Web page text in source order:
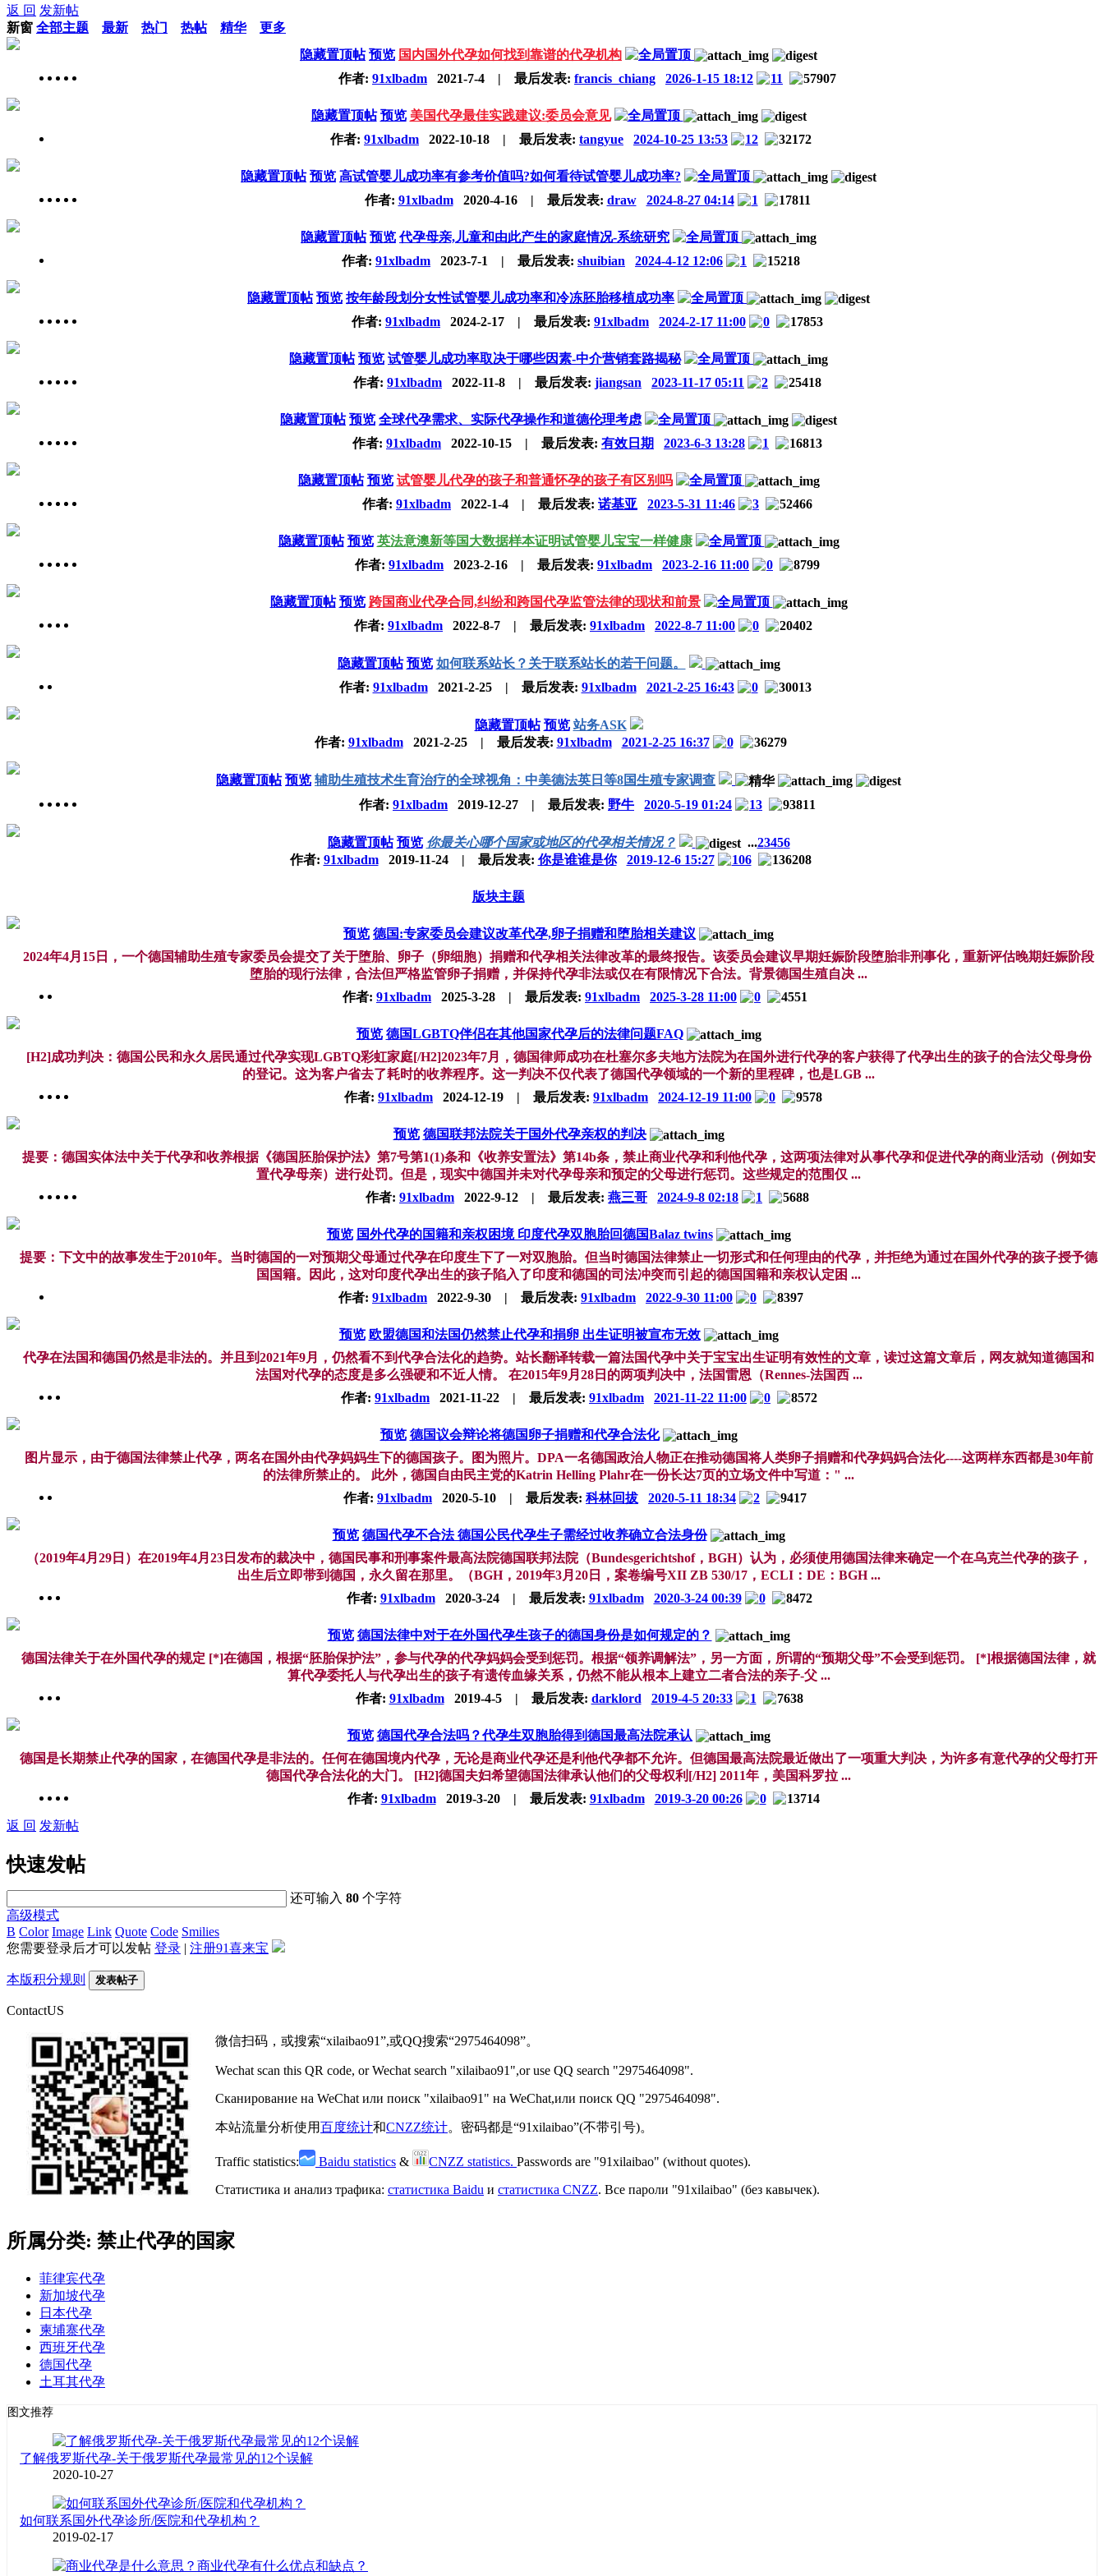
返 回 发新帖
新窗 全部主题 最新 热门 热帖 精华
更多
隐藏置顶帖 预览 国内国外代孕如何找到靠谱的代孕机构
作者: 91xlbadm 2021-7-4 | 最后发表: francis_chiang 2026-1-15 18:12 11 57907
隐藏置顶帖 预览 美国代孕最佳实践建议:委员会意见
作者: 91xlbadm 2022-10-18 | 最后发表: tangyue 2024-10-25 13:53 12 32172
隐藏置顶帖 预览 高试管婴儿成功率有参考价值吗?如何看待试管婴儿成功率?
作者: 91xlbadm2020-4-16 | 最后发表: draw 2024-8-27 04:14 1 17811
隐藏置顶帖 预览 代孕母亲,儿童和由此产生的家庭情况-系统研究
作者: 91xlbadm 2023-7-1 | 最后发表: shuibian 2024-4-12 12:06 1 15218
隐藏置顶帖 预览 按年龄段划分女性试管婴儿成功率和冷冻胚胎移植成功率
作者: 91xlbadm 2024-2-17 | 最后发表: 91xlbadm 2024-2-17 11:00 0 17853
隐藏置顶帖 预览 试管婴儿成功率取决于哪些因素-中介营销套路揭秘
作者: 91xlbadm 2022-11-8 | 最后发表: jiangsan 2023-11-17 05:11 2 25418
隐藏置顶帖 预览 全球代孕需求、实际代孕操作和道德伦理考虑
作者: 91xlbadm 2022-10-15 | 最后发表: 有效日期 2023-6-3 13:28 1 16813
隐藏置顶帖 预览 试管婴儿代孕的孩子和普通怀孕的孩子有区别吗
作者: 91xlbadm 2022-1-4 | 最后发表: 诺基亚 2023-5-31 11:46 3 52466
隐藏置顶帖 预览 英法意澳新等国大数据样本证明试管婴儿宝宝一样健康
作者: 91xlbadm 2023-2-16 | 最后发表: 91xlbadm 2023-2-16 11:00 0 8799
隐藏置顶帖 预览 跨国商业代孕合同,纠纷和跨国代孕监管法律的现状和前景
作者: 91xlbadm 2022-8-7 | 最后发表: 91xlbadm 2022-8-7 11:00 0 20402
隐藏置顶帖 预览 如何联系站长？关于联系站长的若干问题。
作者: 91xlbadm2021-2-25 | 最后发表: 91xlbadm 2021-2-25 16:43 0 30013
隐藏置顶帖 预览 站务ASK
作者: 91xlbadm2021-2-25 | 最后发表: 91xlbadm 2021-2-25 16:37 0 36279
隐藏置顶帖 预览 辅助生殖技术生育治疗的全球视角：中美德法英日等8国生殖专家调查
作者: 91xlbadm 2019-12-27 | 最后发表: 野牛 2020-5-19 01:24 13 93811
隐藏置顶帖 预览 你最关心哪个国家或地区的代孕相关情况？ ...23456
作者: 91xlbadm2019-11-24 | 最后发表: 你是谁谁是你 2019-12-6 15:27 106 136208
版块主题
预览 德国:专家委员会建议改革代孕,卵子捐赠和堕胎相关建议
2024年4月15日，一个德国辅助生殖专家委员会提交了关于堕胎、卵子（卵细胞）捐赠和代孕相关法律改革的最终报告。该委员会建议早期妊娠阶段堕胎非刑事化，重新评估晚期妊娠阶段
堕胎的现行法律，合法但严格监管卵子捐赠，并保持代孕非法或仅在有限情况下合法。背景德国生殖自决 ...
作者: 91xlbadm 2025-3-28 | 最后发表: 91xlbadm 2025-3-28 11:00 0 4551
预览 德国LGBTQ伴侣在其他国家代孕后的法律问题FAQ
[H2]成功判决：德国公民和永久居民通过代孕实现LGBTQ彩虹家庭[/H2]2023年7月，德国律师成功在杜塞尔多夫地方法院为在国外进行代孕的客户获得了代孕出生的孩子的合法父母身份
的登记。这为客户省去了耗时的收养程序。这一判决不仅代表了德国代孕领域的一个新的里程碑，也是LGB ...
作者: 91xlbadm 2024-12-19 | 最后发表: 91xlbadm 2024-12-19 11:00 0 9578
预览 德国联邦法院关于国外代孕亲权的判决
提要：德国实体法中关于代孕和收养根据《德国胚胎保护法》第7号第1(1)条和《收养安置法》第14b条，禁止商业代孕和利他代孕，这两项法律对从事代孕和促进代孕的商业活动（例如安
置代孕母亲）进行处罚。但是，现实中德国并未对代孕母亲和预定的父母进行惩罚。这些规定的范围仅 ...
作者: 91xlbadm 2022-9-12 | 最后发表: 燕三哥 2024-9-8 02:18 1 5688
预览 国外代孕的国籍和亲权困境 印度代孕双胞胎回德国Balaz twins
提要：下文中的故事发生于2010年。当时德国的一对预期父母通过代孕在印度生下了一对双胞胎。但当时德国法律禁止一切形式和任何理由的代孕，并拒绝为通过在国外代孕的孩子授予德
国国籍。因此，这对印度代孕出生的孩子陷入了印度和德国的司法冲突而引起的德国国籍和亲权认定困 ...
作者: 91xlbadm 2022-9-30 | 最后发表: 91xlbadm 2022-9-30 11:00 0 8397
预览 欧盟德国和法国仍然禁止代孕和捐卵 出生证明被宣布无效
代孕在法国和德国仍然是非法的。并且到2021年9月，仍然看不到代孕合法化的趋势。站长翻译转载一篇法国代孕中关于宝宝出生证明有效性的文章，读过这篇文章后，网友就知道德国和
法国对代孕的态度是多么强硬和不近人情。 在2015年9月28日的两项判决中，法国雷恩（Rennes-法国西 ...
作者: 91xlbadm 2021-11-22 | 最后发表: 91xlbadm 2021-11-22 11:00 0 8572
预览 德国议会辩论将德国卵子捐赠和代孕合法化
图片显示，由于德国法律禁止代孕，两名在国外由代孕妈妈生下的德国孩子。图为照片。DPA一名德国政治人物正在推动德国将人类卵子捐赠和代孕妈妈合法化----这两样东西都是30年前
的法律所禁止的。 此外，德国自由民主党的Katrin Helling Plahr在一份长达7页的立场文件中写道：" ...
作者: 91xlbadm 2020-5-10 | 最后发表: 科林回拔 2020-5-11 18:34 2 9417
预览 德国代孕不合法 德国公民代孕生子需经过收养确立合法身份
（2019年4月29日）在2019年4月23日发布的裁决中，德国民事和刑事案件最高法院德国联邦法院（Bundesgerichtshof，BGH）认为，必须使用德国法律来确定一个在乌克兰代孕的孩子，
出生后立即带到德国，永久留在那里。（BGH，2019年3月20日，案卷编号XII ZB 530/17，ECLI：DE：BGH ...
作者: 91xlbadm2020-3-24 | 最后发表: 91xlbadm 2020-3-24 00:39 0 8472
预览 德国法律中对于在外国代孕生孩子的德国身份是如何规定的？
德国法律关于在外国代孕的规定 [*]在德国，根据“胚胎保护法”，参与代孕的代孕妈妈会受到惩罚。根据“领养调解法”，另一方面，所谓的“预期父母”不会受到惩罚。 [*]根据德国法律，就
算代孕委托人与代孕出生的孩子有遗传血缘关系，仍然不能从根本上建立二者合法的亲子-父 ...
作者: 91xlbadm2019-4-5 | 最后发表: darklord 2019-4-5 20:33 1 7638
预览 德国代孕合法吗？代孕生双胞胎得到德国最高法院承认
德国是长期禁止代孕的国家，在德国代孕是非法的。任何在德国境内代孕，无论是商业代孕还是利他代孕都不允许。但德国最高法院最近做出了一项重大判决，为许多有意代孕的父母打开
德国代孕合法化的大门。 [H2]德国夫妇希望德国法律承认他们的父母权利[/H2] 2011年，美国科罗拉 ...
作者: 91xlbadm2019-3-20 | 最后发表: 91xlbadm 2019-3-20 00:26 0
13714
返 回 发新帖
快速发帖
还可输入80 个字符
高级模式
B Color Image Link Quote Code Smilies
您需要登录后才可以发帖 登录 | 注册91喜来宝
本版积分规则 发表帖子
ContactUS
微信扫码，或搜索“xilaibao91”,或QQ搜索“2975464098”。
Wechat scan this QR code, or Wechat search "xilaibao91",or use QQ search "2975464098".
Сканирование на WeChat или поиск "xilaibao91" на WeChat,или поиск QQ "2975464098".
本站流量分析使用百度统计和CNZZ统计。密码都是“91xilaibao”(不带引号)。
Traffic statistics: Baidu statistics & CNZZ statistics. Passwords are "91xilaibao" (without quotes).
Статистика и анализ трафика: статистика Baidu и статистика CNZZ. Все пароли "91xilaibao" (без кавычек).
所属分类: 禁止代孕的国家
菲律宾代孕
新加坡代孕
日本代孕
柬埔寨代孕
西班牙代孕
德国代孕
土耳其代孕
图文推荐
了解俄罗斯代孕-关于俄罗斯代孕最常见的12个误解
2020-10-27
如何联系国外代孕诊所/医院和代孕机构？
2019-02-17